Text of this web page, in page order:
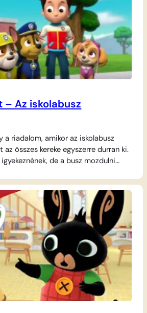
– Az iskolabusz
a riadalom, amikor az iskolabusz
az összes kereke egyszerre durran ki.
de a busz mozdulni
Ryder és a hős kutyik azonnal a
megoldják a problémát. Mivel a
Ryder egy igazán különleges
Őrjárgányt…